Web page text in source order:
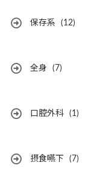
保存系 (12)
全身 (7)
口腔外科 (1)
摂食嚥下 (7)